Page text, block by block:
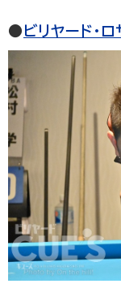
● ビリヤード・ロ